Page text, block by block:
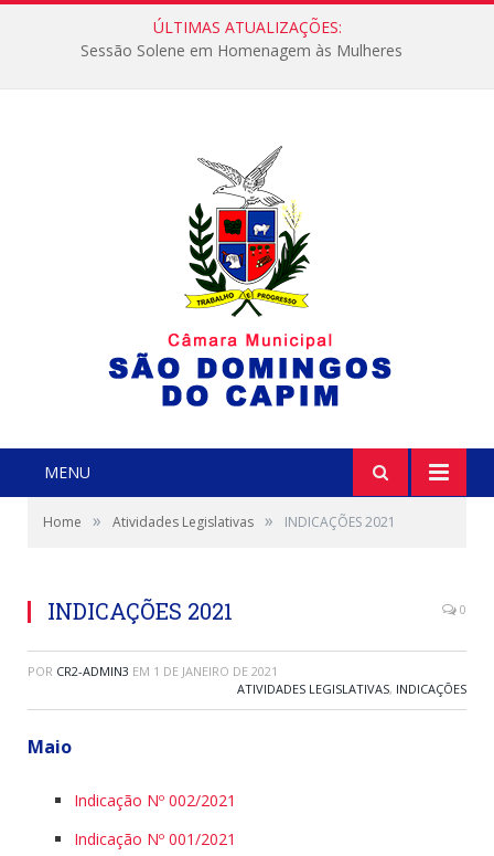
ÚLTIMAS ATUALIZAÇÕES:
Sessão Solene em Homenagem às Mulheres
MENU
Home » Atividades Legislativas » INDICAÇÕES 2021
INDICAÇÕES 2021 0
POR CR2-ADMIN3 EM 1 DE JANEIRO DE 2021
ATIVIDADES LEGISLATIVAS, INDICAÇÕES
Maio
Indicação Nº 002/2021
Indicação Nº 001/2021